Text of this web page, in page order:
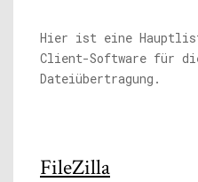
Hier ist eine
Client-Software für
Dateiübertragung.
FileZilla